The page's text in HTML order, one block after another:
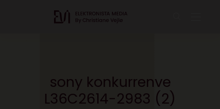
sony konkurrenve
L36C2614-2983 (2)